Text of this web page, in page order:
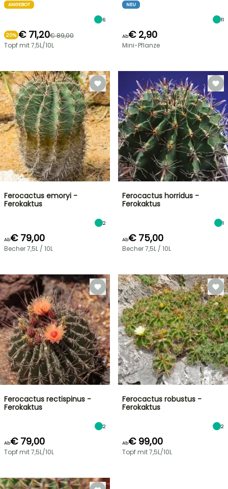
ANGEBOT
6
20% € 71,20€ 89,00
Topf mit 7,5L/10L
NEU
11
Ab€ 2,90
Mini-Pflanze
Ferocactus emoryi -
Ferokaktus
2
Ab€ 79,00
Becher 7,5L / 10L
Ferocactus horridus -
Ferokaktus
1
Ab€ 75,00
Becher 7,5L / 10L
Ferocactus rectispinus -
Ferokaktus
2
Ab€ 79,00
Topf mit 7,5L/10L
Ferocactus robustus -
Ferokaktus
2
Ab€ 99,00
Topf mit 7,5L/10L